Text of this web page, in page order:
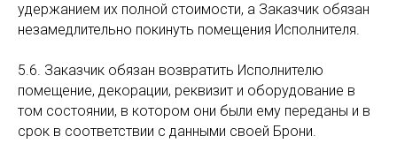
удержанием их полной стоимости, а Заказчик обязан
незамедлительно покинуть помещения Исполнителя.
5.6. Заказчик обязан возвратить Исполнителю
помещение, декорации, реквизит и оборудование в
том состоянии, в котором они были ему переданы и в
срок в соответствии с данными своей Брони.